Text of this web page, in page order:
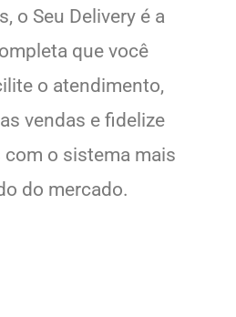
o Seu Delivery é a
que você
o atendimento,
vendas e fidelize
o sistema mais
do mercado.